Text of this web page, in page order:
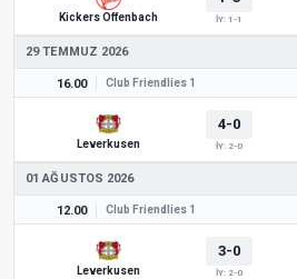
Kickers Offenbach İY: 1-1
29 TEMMUZ 2026
16.00 Club Friendlies 1
Leverkusen
4-0
İY: 2-0
01 AĞUSTOS 2026
12.00 Club Friendlies 1
Leverkusen
3-0
İY: 2-0